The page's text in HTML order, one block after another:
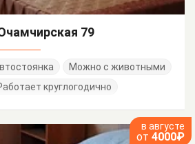
79
Можно с животными
круглогодично
в августе
от 4000₽